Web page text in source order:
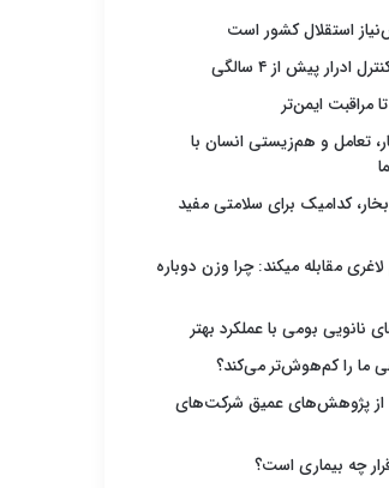
استقلال کشور است
پیش از ۴ سالگی
مراقبت ایمن‌تر
تعامل و هم‌زیستی انسان با
کدامیک برای سلامتی مفید
مقابله میکند: چرا وزن دوباره
نانویی بومی با عملکرد بهتر
ما را کم‌هوش‌تر می‌کند؟
از پژوهش‌های عمیق شرکت‌های
چه بیماری است؟